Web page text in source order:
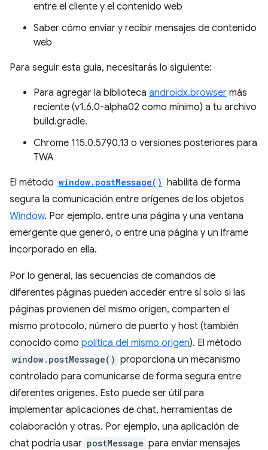
entre el cliente y el contenido web
Saber cómo enviar y recibir mensajes de contenido
web
Para seguir esta guía, necesitarás lo siguiente:
Para agregar la biblioteca androidx.browser más
reciente (v1.6.0-alpha02 como mínimo) a tu archivo
build.gradle.
Chrome 115.0.5790.13 o versiones posteriores para
TWA
El método window.postMessage() habilita de forma
segura la comunicación entre orígenes de los objetos
Window. Por ejemplo, entre una página y una ventana
emergente que generó, o entre una página y un iframe
incorporado en ella.
Por lo general, las secuencias de comandos de
diferentes páginas pueden acceder entre sí solo si las
páginas provienen del mismo origen, comparten el
mismo protocolo, número de puerto y host (también
conocido como política del mismo origen). El método
window.postMessage() proporciona un mecanismo
controlado para comunicarse de forma segura entre
diferentes orígenes. Esto puede ser útil para
implementar aplicaciones de chat, herramientas de
colaboración y otras. Por ejemplo, una aplicación de
chat podría usar postMessage para enviar mensajes